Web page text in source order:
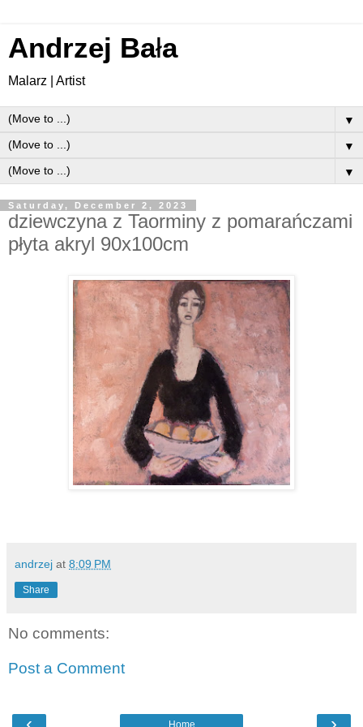
Andrzej Bała
Malarz | Artist
▼
▼
▼
Saturday, December 2, 2023
dziewczyna z Taorminy z pomarańczami
płyta akryl 90x100cm
andrzej at 8:09 PM
Share
No comments:
Post a Comment
Home